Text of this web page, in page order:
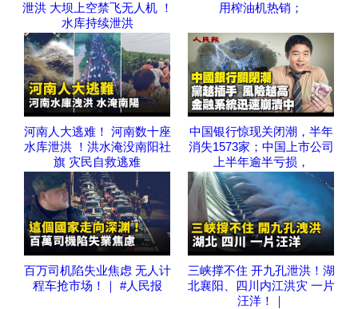
泄洪 大坝上空禁飞无人机 ！
水库持续泄洪
用榨油机热销；
河南人大逃难！ 河南数十座
水库泄洪 ！洪水淹没南阳社
旗 灾民自救逃难
中国银行惊现关闭潮，半年
消失1573家；中国上市公司
上半年逾半亏损，
百万司机陷失业焦虑 无人计
程车抢市场！｜ #人民报
三峡撑不住 开九孔泄洪！湖
北襄阳、四川内江洪灾 一片
汪洋！｜